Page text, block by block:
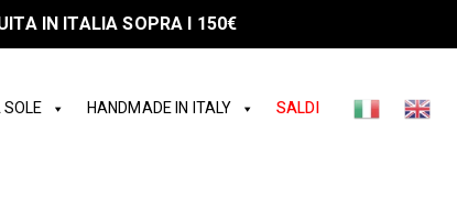
IN ITALIA SOPRA I 150€
HANDMADE IN ITALY SALDI